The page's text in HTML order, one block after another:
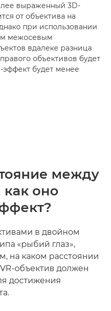
выраженный 3D-
от объектива на
при использовании
межосевым
вдалеке разница
объективов будет
эффект будет менее
между
оно
в двойном
«рыбий глаз»,
на каком расстоянии
объектив должен
достижения